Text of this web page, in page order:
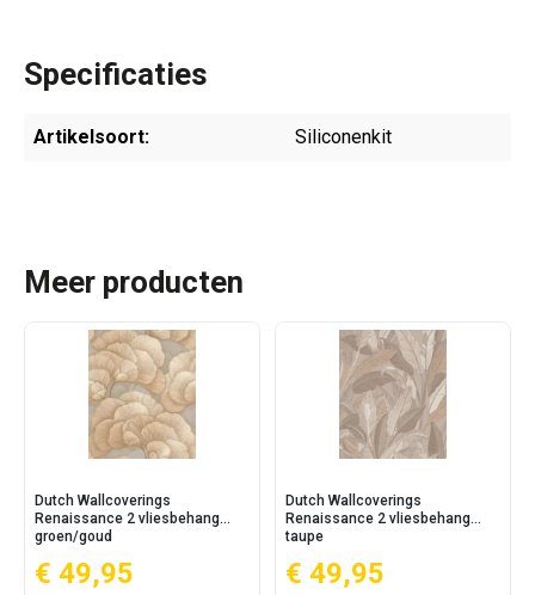
Specificaties
Artikelsoort: Siliconenkit
Meer producten
Dutch Wallcoverings
Renaissance 2 vliesbehang
groen/goud
€ 49,95
Dutch Wallcoverings
Renaissance 2 vliesbehang
taupe
€ 49,95